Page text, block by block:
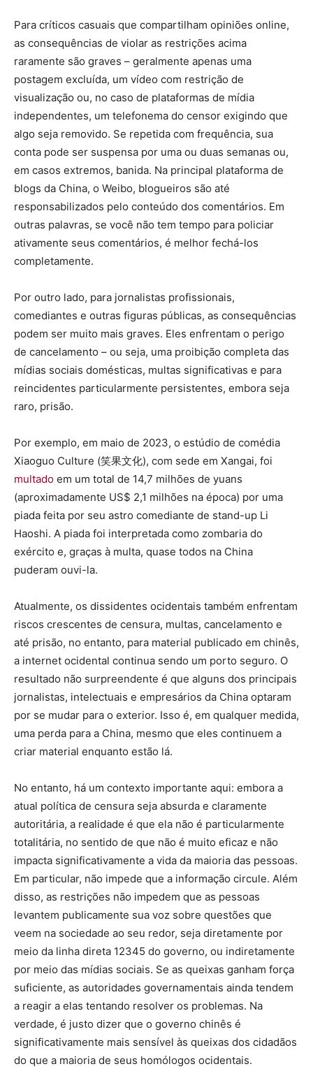
Para críticos casuais que compartilham opiniões online,
as consequências de violar as restrições acima
raramente são graves – geralmente apenas uma
postagem excluída, um vídeo com restrição de
visualização ou, no caso de plataformas de mídia
independentes, um telefonema do censor exigindo que
algo seja removido. Se repetida com frequência, sua
conta pode ser suspensa por uma ou duas semanas ou,
em casos extremos, banida. Na principal plataforma de
blogs da China, o Weibo, blogueiros são até
responsabilizados pelo conteúdo dos comentários. Em
outras palavras, se você não tem tempo para policiar
ativamente seus comentários, é melhor fechá-los
completamente.
Por outro lado, para jornalistas profissionais,
comediantes e outras figuras públicas, as consequências
podem ser muito mais graves. Eles enfrentam o perigo
de cancelamento – ou seja, uma proibição completa das
mídias sociais domésticas, multas significativas e para
reincidentes particularmente persistentes, embora seja
raro, prisão.
Por exemplo, em maio de 2023, o estúdio de comédia
Xiaoguo Culture (笑果文化), com sede em Xangai, foi
multado em um total de 14,7 milhões de yuans
(aproximadamente US$ 2,1 milhões na época) por uma
piada feita por seu astro comediante de stand-up Li
Haoshi. A piada foi interpretada como zombaria do
exército e, graças à multa, quase todos na China
puderam ouvi-la.
Atualmente, os dissidentes ocidentais também enfrentam
riscos crescentes de censura, multas, cancelamento e
até prisão, no entanto, para material publicado em chinês,
a internet ocidental continua sendo um porto seguro. O
resultado não surpreendente é que alguns dos principais
jornalistas, intelectuais e empresários da China optaram
por se mudar para o exterior. Isso é, em qualquer medida,
uma perda para a China, mesmo que eles continuem a
criar material enquanto estão lá.
No entanto, há um contexto importante aqui: embora a
atual política de censura seja absurda e claramente
autoritária, a realidade é que ela não é particularmente
totalitária, no sentido de que não é muito eficaz e não
impacta significativamente a vida da maioria das pessoas.
Em particular, não impede que a informação circule. Além
disso, as restrições não impedem que as pessoas
levantem publicamente sua voz sobre questões que
veem na sociedade ao seu redor, seja diretamente por
meio da linha direta 12345 do governo, ou indiretamente
por meio das mídias sociais. Se as queixas ganham força
suficiente, as autoridades governamentais ainda tendem
a reagir a elas tentando resolver os problemas. Na
verdade, é justo dizer que o governo chinês é
significativamente mais sensível às queixas dos cidadãos
do que a maioria de seus homólogos ocidentais.